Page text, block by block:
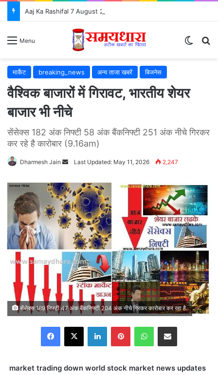
Menu
मार्केट breaking_news अन्य ताजा खबरें बिजनेस
वैश्विक बाजारों में गिरावट, भारतीय शेयर
बाजार भी नीचे
सेंसेक्स 182 अंक निफ्टी 58 अंक बैंकनिफ्टी 251 अंक नीचे गिरकर
कर रहे है कारोबार (9.16am)
Dharmesh Jain
Send
email
Last Updated: May 11, 2026 2,247
सेंसेक्स 189 निफ्टी 47 अंक बैंकनिफ्टी 204 अंक नीचे गिरकर कारोबार कर रहा है.
market trading down world stock market news updates